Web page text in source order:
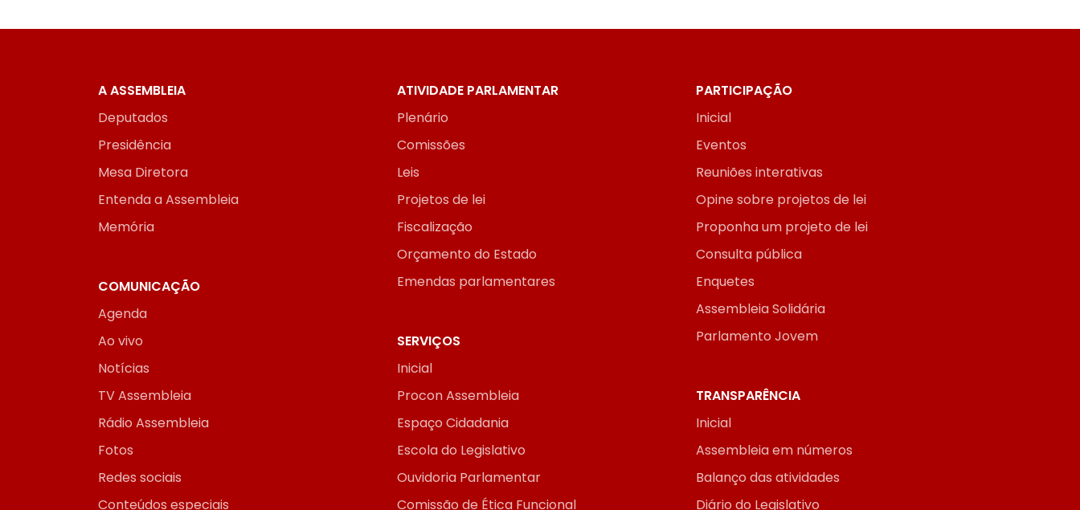
A ASSEMBLEIA
Deputados
Presidência
Mesa Diretora
Entenda a Assembleia
Memória
ATIVIDADE PARLAMENTAR
Plenário
Comissões
Leis
Projetos de lei
Fiscalização
Orçamento do Estado
Emendas parlamentares
PARTICIPAÇÃO
Inicial
Eventos
Reuniões interativas
Opine sobre projetos de lei
Proponha um projeto de lei
Consulta pública
Enquetes
Assembleia Solidária
Parlamento Jovem
COMUNICAÇÃO
Agenda
Ao vivo
Notícias
TV Assembleia
Rádio Assembleia
Fotos
Redes sociais
Conteúdos especiais
SERVIÇOS
Inicial
Procon Assembleia
Espaço Cidadania
Escola do Legislativo
Ouvidoria Parlamentar
Comissão de Ética Funcional
TRANSPARÊNCIA
Inicial
Assembleia em números
Balanço das atividades
Diário do Legislativo